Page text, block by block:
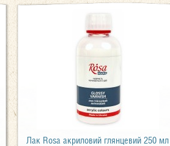
Лак Rosa акриловий глянцевий 250 мл